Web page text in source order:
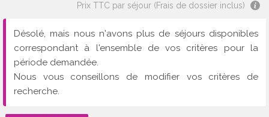
Prix TTC par séjour (Frais de dossier inclus)
Désolé, mais nous n'avons plus de séjours disponibles
correspondant à l'ensemble de vos critères pour la
période demandée.
Nous vous conseillons de modifier vos critères de
recherche.